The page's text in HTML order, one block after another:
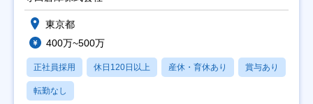
東京都
400万~500万
正社員採用 休日120日以上 産休・育休あり 賞与あり
転勤なし